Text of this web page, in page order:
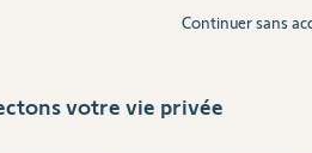
votre
votre vie privée
Continuer sans